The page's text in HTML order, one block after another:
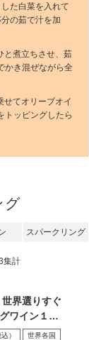
た白菜を入れて
の茹で汁を加
と煮立ちさせ、茹
かき混ぜながら全
てオリーブオイ
トッピングしたら
グ
集計
界選りすぐ
ワイン１１
弾
） 世界各国
スパークリング